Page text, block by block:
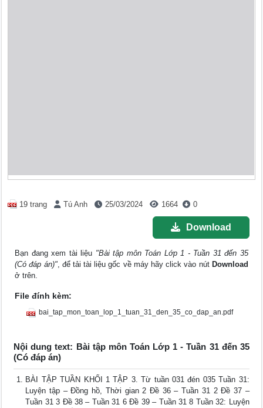
19 trang Tú Anh 25/03/2024 1664 0
Download
Bạn đang xem tài liệu "Bài tập môn Toán Lớp 1 - Tuần 31 đến 35
(Có đáp án)", để tải tài liệu gốc về máy hãy click vào nút Download
ở trên.
File đính kèm:
bai_tap_mon_toan_lop_1_tuan_31_den_35_co_dap_an.pdf
Nội dung text: Bài tập môn Toán Lớp 1 - Tuần 31 đến 35
(Có đáp án)
BÀI TẬP TUẦN KHỐI 1 TẬP 3. Từ tuần 031 đén 035 Tuần 31:
Luyện tập – Đồng hồ, Thời gian 2 Đề 36 – Tuần 31 2 Đề 37 –
Tuần 31 3 Đề 38 – Tuần 31 6 Đề 39 – Tuần 31 8 Tuần 32: Luyện